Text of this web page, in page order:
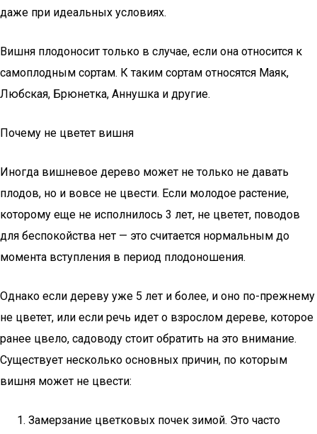
даже при идеальных условиях.
Вишня плодоносит только в случае, если она относится к
самоплодным сортам. К таким сортам относятся Маяк,
Любская, Брюнетка, Аннушка и другие.
Почему не цветет вишня
Иногда вишневое дерево может не только не давать
плодов, но и вовсе не цвести. Если молодое растение,
которому еще не исполнилось 3 лет, не цветет, поводов
для беспокойства нет — это считается нормальным до
момента вступления в период плодоношения.
Однако если дереву уже 5 лет и более, и оно по-прежнему
не цветет, или если речь идет о взрослом дереве, которое
ранее цвело, садоводу стоит обратить на это внимание.
Существует несколько основных причин, по которым
вишня может не цвести:
Замерзание цветковых почек зимой. Это часто